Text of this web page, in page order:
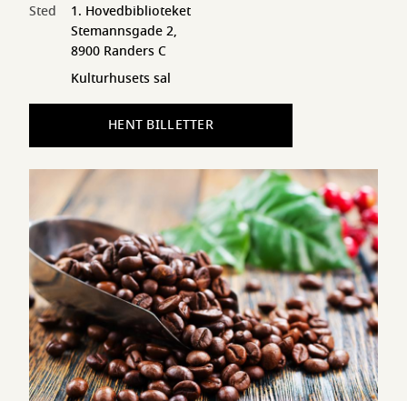
Sted
1. Hovedbiblioteket
Stemannsgade 2,
8900 Randers C
Kulturhusets sal
HENT BILLETTER